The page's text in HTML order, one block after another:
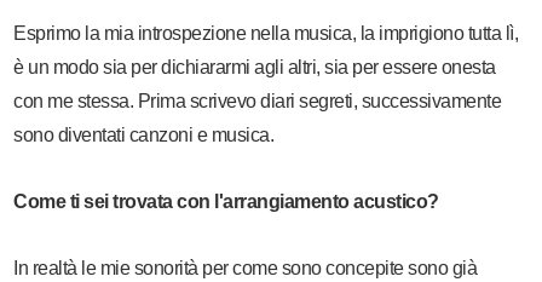
Esprimo la mia introspezione nella musica, la imprigiono tutta lì,
è un modo sia per dichiararmi agli altri, sia per essere onesta
con me stessa. Prima scrivevo diari segreti, successivamente
sono diventati canzoni e musica.
Come ti sei trovata con l'arrangiamento acustico?
In realtà le mie sonorità per come sono concepite sono già